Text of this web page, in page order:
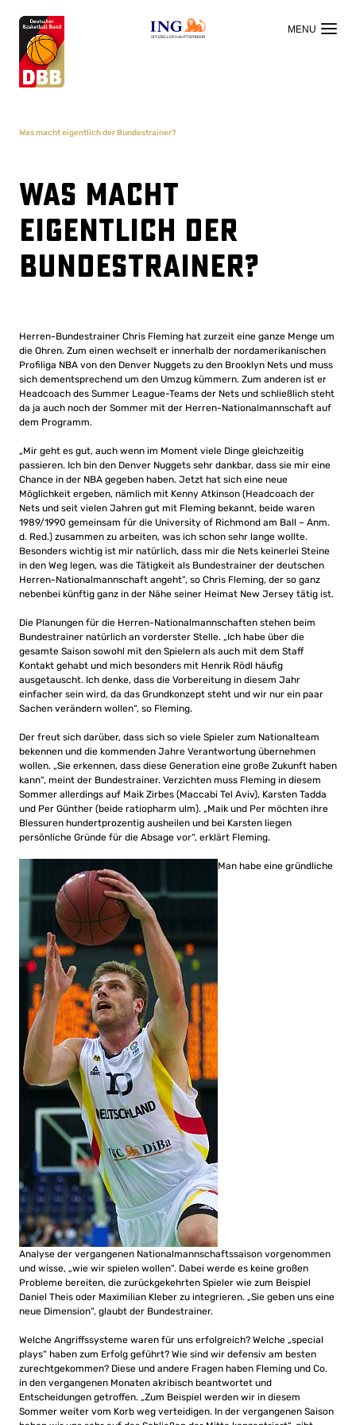
OFFIZIELLER HAUPTSPONSOR
Was macht eigentlich der Bundestrainer?
Was macht
eigentlich der
Bundestrainer?
Herren-Bundestrainer Chris Fleming hat zurzeit eine ganze Menge um
die Ohren. Zum einen wechselt er innerhalb der nordamerikanischen
Profiliga NBA von den Denver Nuggets zu den Brooklyn Nets und muss
sich dementsprechend um den Umzug kümmern. Zum anderen ist er
Headcoach des Summer League-Teams der Nets und schließlich steht
da ja auch noch der Sommer mit der Herren-Nationalmannschaft auf
dem Programm.
„Mir geht es gut, auch wenn im Moment viele Dinge gleichzeitig
passieren. Ich bin den Denver Nuggets sehr dankbar, dass sie mir eine
Chance in der NBA gegeben haben. Jetzt hat sich eine neue
Möglichkeit ergeben, nämlich mit Kenny Atkinson (Headcoach der
Nets und seit vielen Jahren gut mit Fleming bekannt, beide waren
1989/1990 gemeinsam für die University of Richmond am Ball – Anm.
d. Red.) zusammen zu arbeiten, was ich schon sehr lange wollte.
Besonders wichtig ist mir natürlich, dass mir die Nets keinerlei Steine
in den Weg legen, was die Tätigkeit als Bundestrainer der deutschen
Herren-Nationalmannschaft angeht“, so Chris Fleming, der so ganz
nebenbei künftig ganz in der Nähe seiner Heimat New Jersey tätig ist.
Die Planungen für die Herren-Nationalmannschaften stehen beim
Bundestrainer natürlich an vorderster Stelle. „Ich habe über die
gesamte Saison sowohl mit den Spielern als auch mit dem Staff
Kontakt gehabt und mich besonders mit Henrik Rödl häufig
ausgetauscht. Ich denke, dass die Vorbereitung in diesem Jahr
einfacher sein wird, da das Grundkonzept steht und wir nur ein paar
Sachen verändern wollen“, so Fleming.
Der freut sich darüber, dass sich so viele Spieler zum Nationalteam
bekennen und die kommenden Jahre Verantwortung übernehmen
wollen. „Sie erkennen, dass diese Generation eine große Zukunft haben
kann“, meint der Bundestrainer. Verzichten muss Fleming in diesem
Sommer allerdings auf Maik Zirbes (Maccabi Tel Aviv), Karsten Tadda
und Per Günther (beide ratiopharm ulm). „Maik und Per möchten ihre
Blessuren hundertprozentig ausheilen und bei Karsten liegen
persönliche Gründe für die Absage vor“, erklärt Fleming.
Man habe eine gründliche
Analyse der vergangenen Nationalmannschaftssaison vorgenommen
und wisse, „wie wir spielen wollen“. Dabei werde es keine großen
Probleme bereiten, die zurückgekehrten Spieler wie zum Beispiel
Daniel Theis oder Maximilian Kleber zu integrieren. „Sie geben uns eine
neue Dimension“, glaubt der Bundestrainer.
Welche Angriffssysteme waren für uns erfolgreich? Welche „special
plays“ haben zum Erfolg geführt? Wie sind wir defensiv am besten
zurechtgekommen? Diese und andere Fragen haben Fleming und Co.
in den vergangenen Monaten akribisch beantwortet und
Entscheidungen getroffen. „Zum Beispiel werden wir in diesem
Sommer weiter vom Korb weg verteidigen. In der vergangenen Saison